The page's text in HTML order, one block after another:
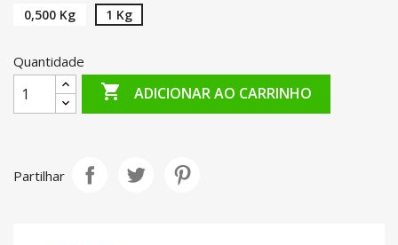
0,500 Kg 1 Kg
Quantidade
 ADICIONAR AO CARRINHO
Partilhar